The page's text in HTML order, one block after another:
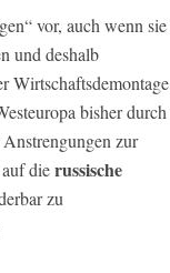
vor, auch wenn sie
und deshalb
Wirtschaftsdemontage
bisher durch
zur
dierussische
zu